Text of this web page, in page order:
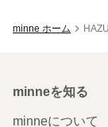
minne ホーム
minneを知る
minneについて